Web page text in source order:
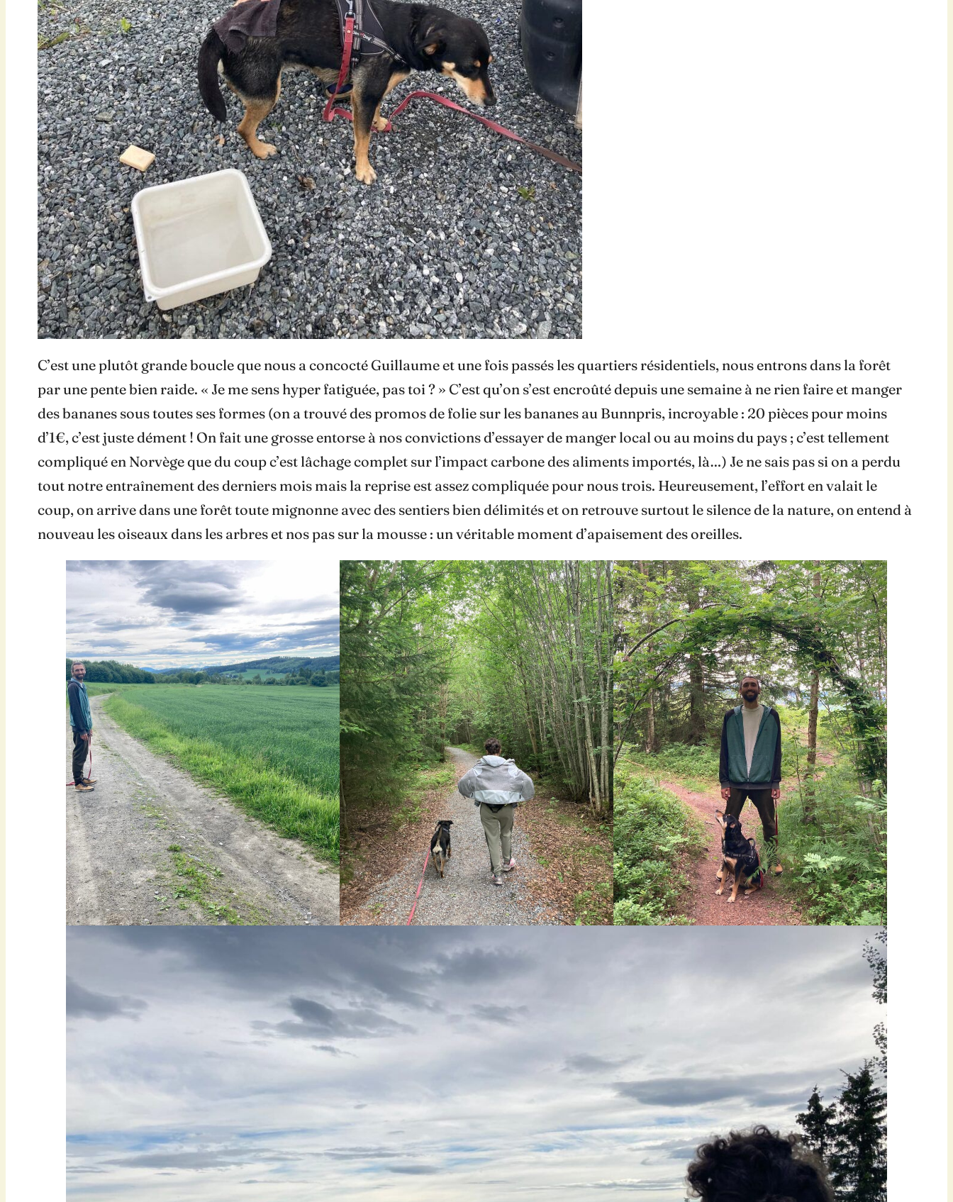
C’est une plutôt grande boucle que nous a concocté Guillaume et une fois passés les quartiers résidentiels, nous entrons dans la forêt
par une pente bien raide. « Je me sens hyper fatiguée, pas toi ? » C’est qu’on s’est encroûté depuis une semaine à ne rien faire et manger
des bananes sous toutes ses formes (on a trouvé des promos de folie sur les bananes au Bunnpris, incroyable : 20 pièces pour moins
d’1€, c’est juste dément ! On fait une grosse entorse à nos convictions d’essayer de manger local ou au moins du pays ; c’est tellement
compliqué en Norvège que du coup c’est lâchage complet sur l’impact carbone des aliments importés, là…) Je ne sais pas si on a perdu
tout notre entraînement des derniers mois mais la reprise est assez compliquée pour nous trois. Heureusement, l’effort en valait le
coup, on arrive dans une forêt toute mignonne avec des sentiers bien délimités et on retrouve surtout le silence de la nature, on entend à
nouveau les oiseaux dans les arbres et nos pas sur la mousse : un véritable moment d’apaisement des oreilles.